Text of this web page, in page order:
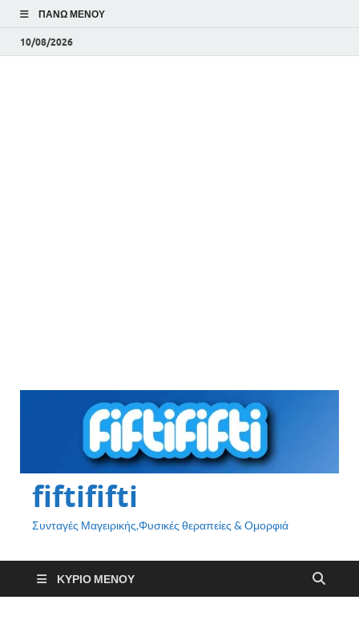
ΠΆΝΩ ΜΕΝΟΎ
10/08/2026
fiftififti
Συνταγές Μαγειρικής,Φυσικές θεραπείες & Ομορφιά
ΚΎΡΙΟ ΜΕΝΟΎ